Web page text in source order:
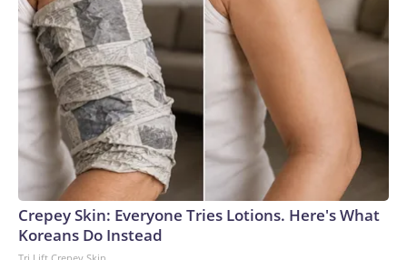
fuego en una escuela. En 2022, 36 personas murieron, 24 de
ellas niños, en una masacre en un centro de cuidado infantil
en el noreste, considerada el incidente más mortífero de
este tipo en el país.The-CNN-Wire™ & © 2026 Cable News
Network, Inc., a Warner Bros. Discovery Company. All
rights reserved.
Crepey Skin: Everyone Tries Lotions. Here's What
Koreans Do Instead